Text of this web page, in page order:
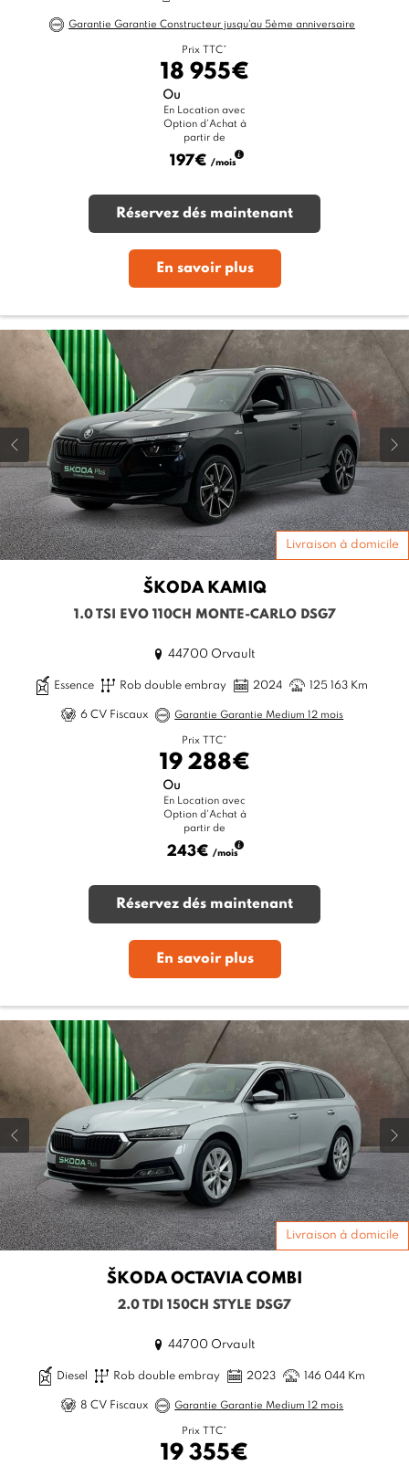
Garantie Garantie Constructeur jusqu'au 5ème anniversaire
Prix TTC*
18 955€
Ou
En Location avec
Option d'Achat à
partir de
197€ /mois
Réservez dés maintenant
En savoir plus
Livraison à domicile
ŠKODA KAMIQ
1.0 TSI EVO 110CH MONTE-CARLO DSG7
44700 Orvault
Essence Rob double embray 2024 125 163 Km
6 CV Fiscaux Garantie Garantie Medium 12 mois
Prix TTC*
19 288€
Ou
En Location avec
Option d'Achat à
partir de
243€ /mois
Réservez dés maintenant
En savoir plus
Livraison à domicile
ŠKODAOCTAVIA COMBI
2.0 TDI 150CH STYLE DSG7
44700 Orvault
Diesel Rob double embray 2023 146 044 Km
8 CV Fiscaux Garantie Garantie Medium 12 mois
Prix TTC*
19 355€